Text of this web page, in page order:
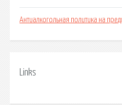
Антиалкогольная политика на
Links